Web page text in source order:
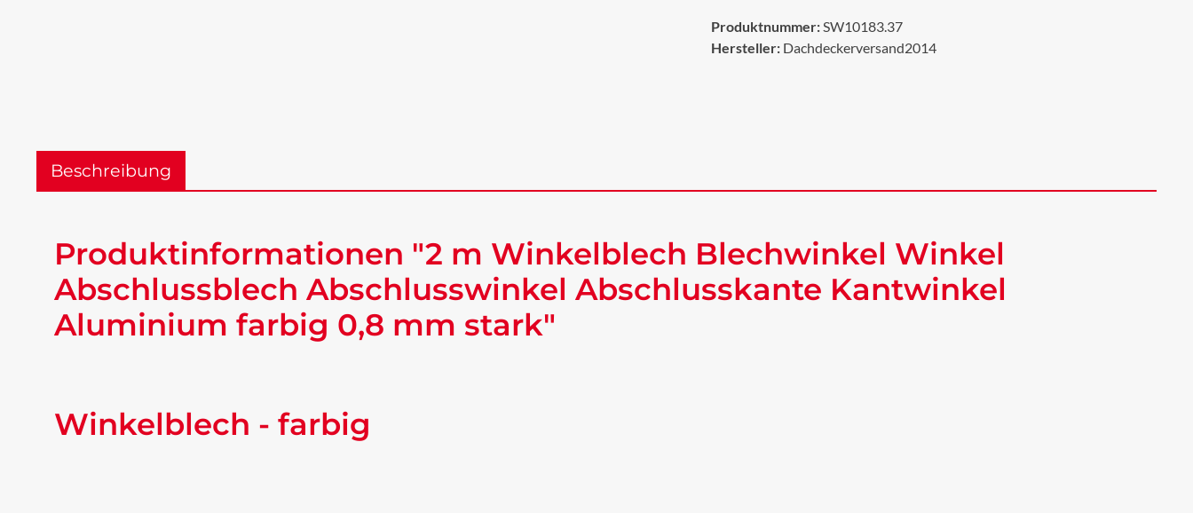
Produktnummer:SW10183.37
Hersteller: Dachdeckerversand2014
Beschreibung
Produktinformationen "2 m Winkelblech Blechwinkel Winkel
Abschlussblech Abschlusswinkel Abschlusskante Kantwinkel
Aluminium farbig 0,8 mm stark"
Winkelblech - farbig